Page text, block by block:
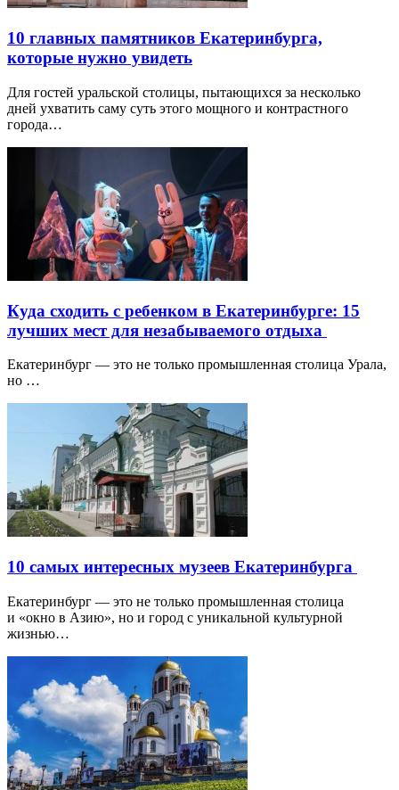
10 главных памятников Екатеринбурга,
которые нужно увидеть
Для гостей уральской столицы, пытающихся за несколько
дней ухватить саму суть этого мощного и контрастного
города…
Куда сходить с ребенком в Екатеринбурге: 15
лучших мест для незабываемого отдыха
Екатеринбург — это не только промышленная столица Урала,
но …
10 самых интересных музеев Екатеринбурга
Екатеринбург — это не только промышленная столица
и «окно в Азию», но и город с уникальной культурной
жизнью…